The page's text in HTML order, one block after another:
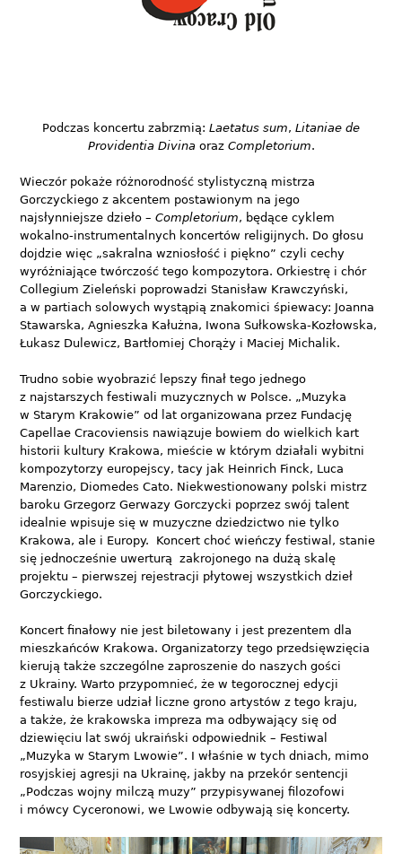
Podczas koncertu zabrzmią: Laetatus sum, Litaniae de
Providentia Divina oraz Completorium.
Wieczór pokaże różnorodność stylistyczną mistrza
Gorczyckiego z akcentem postawionym na jego
najsłynniejsze dzieło –Completorium, będące cyklem
wokalno-instrumentalnych koncertów religijnych. Do głosu
dojdzie więc „sakralna wzniosłość i piękno” czyli cechy
wyróżniające twórczość tego kompozytora. Orkiestrę i chór
Collegium Zieleński poprowadzi Stanisław Krawczyński,
a w partiach solowych wystąpią znakomici śpiewacy: Joanna
Stawarska, Agnieszka Kałużna, Iwona Sułkowska-Kozłowska,
Łukasz Dulewicz, Bartłomiej Chorąży i Maciej Michalik.
Trudno sobie wyobrazić lepszy finał tego jednego
z najstarszych festiwali muzycznych w Polsce. „Muzyka
w Starym Krakowie” od lat organizowana przez Fundację
Capellae Cracoviensis nawiązuje bowiem do wielkich kart
historii kultury Krakowa, mieście w którym działali wybitni
kompozytorzy europejscy, tacy jak Heinrich Finck, Luca
Marenzio, Diomedes Cato. Niekwestionowany polski mistrz
baroku Grzegorz Gerwazy Gorczycki poprzez swój talent
idealnie wpisuje się w muzyczne dziedzictwo nie tylko
Krakowa, ale i Europy. Koncert choć wieńczy festiwal, stanie
się jednocześnie uwerturą zakrojonego na dużą skalę
projektu – pierwszej rejestracji płytowej wszystkich dzieł
Gorczyckiego.
Koncert finałowy nie jest biletowany i jest prezentem dla
mieszkańców Krakowa. Organizatorzy tego przedsięwzięcia
kierują także szczególne zaproszenie do naszych gości
z Ukrainy. Warto przypomnieć, że w tegorocznej edycji
festiwalu bierze udział liczne grono artystów z tego kraju,
a także, że krakowska impreza ma odbywający się od
dziewięciu lat swój ukraiński odpowiednik – Festiwal
„Muzyka w Starym Lwowie”. I właśnie w tych dniach, mimo
rosyjskiej agresji na Ukrainę, jakby na przekór sentencji
„Podczas wojny milczą muzy” przypisywanej filozofowi
i mówcy Cyceronowi, we Lwowie odbywają się koncerty.